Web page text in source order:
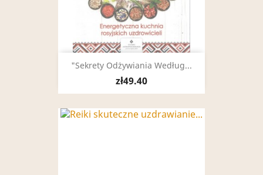
"Sekrety Odżywiania Według...
zł49.40